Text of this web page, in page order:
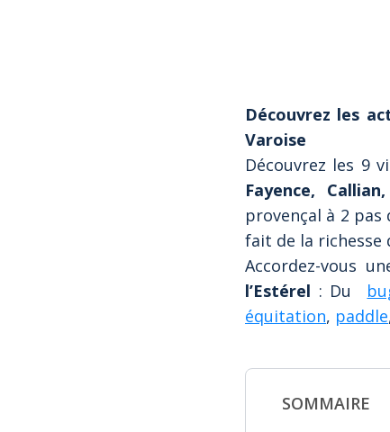
Découvrez les
Varoise
Découvrez les 9
Fayence,
provençal à 2 pas
fait de la richesse
Accordez-vous
l’Estérel : Du
équitation, paddle
SOMMAIRE